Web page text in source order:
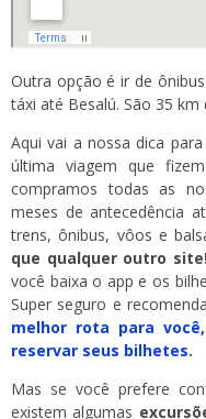
Outra opção é ir de
táxi até Besalú. São 35
Aqui vai a nossa dica
última viagem que
compramos todas as
meses de antecedência
trens, ônibus, vôos e
que qualquer outro site!
você baixa o app e os
Super seguro e
melhor rota para
reservar seus bilhetes.
Mas se você prefere
existem algumas